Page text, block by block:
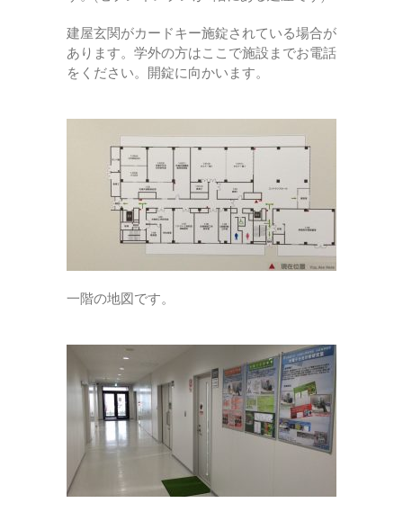
建屋玄関がカードキー施錠されている場合が
あります。学外の方はここで施設までお電話
をください。開錠に向かいます。
一階の地図です。